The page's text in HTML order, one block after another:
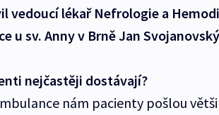
vedoucí lékař Nefrologie a
u sv. Anny v Brně Jan
nejčastěji dostávají?
nám pacienty pošlou